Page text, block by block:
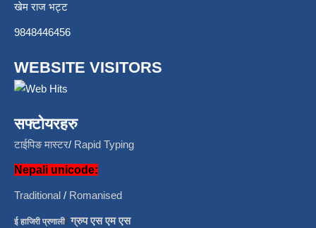
खेम राज भट्ट
9848446456
WEBSITE VISITORS
सफ्टोयरहरु
टाईपिङ मास्टर/ Rapid Typing
Nepali unicode:
Traditional / Romanised
ई हाजिरी प्रणाली/ग्रुप एस एम एस